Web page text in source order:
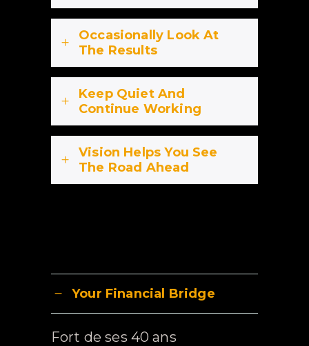
Occasionally Look At
The Results
Keep Quiet And
Continue Working
Vision Helps You See
The Road Ahead
Your Financial Bridge
Fort de ses 40 ans